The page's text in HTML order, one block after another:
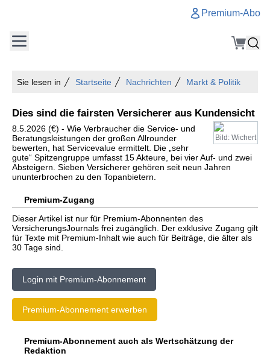
Premium-Abo
Sie lesen in Startseite Nachrichten Markt & Politik
Dies sind die fairsten Versicherer aus Kundensicht
Bild: Wichert
8.5.2026 (€) - Wie Verbraucher die Service- und
Beratungsleistungen der großen Allrounder
bewerten, hat Servicevalue ermittelt. Die „sehr
gute“ Spitzengruppe umfasst 15 Akteure, bei vier Auf- und zwei
Absteigern. Sieben Versicherer gehören seit neun Jahren
ununterbrochen zu den Topanbietern.
Premium-Zugang
Dieser Artikel ist nur für Premium-Abonnenten des
VersicherungsJournals frei zugänglich. Der exklusive Zugang gilt
für Texte mit Premium-Inhalt wie auch für Beiträge, die älter als
30 Tage sind.
Login mit Premium-Abonnement
Premium-Abonnement erwerben
Premium-Abonnement auch als Wertschätzung der
Redaktion